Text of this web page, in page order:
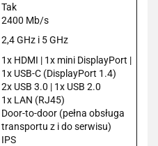
Tak
2400 Mb/s
2,4 GHz i 5 GHz
1x HDMI | 1x mini DisplayPort |
1x USB-C (DisplayPort 1.4)
2x USB 3.0 | 1x USB 2.0
1x LAN (RJ45)
Door-to-door (pełna obsługa
transportu z i do serwisu)
IPS